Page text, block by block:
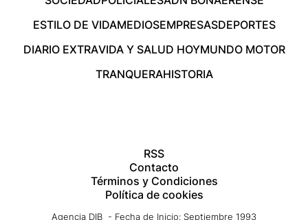
ESTILO DE VIDAMEDIOSEMPRESASDEPORTES
DIARIO EXTRAVIDA Y SALUD HOYMUNDO MOTOR
TRANQUERAHISTORIA
RSS
Contacto
Términos y Condiciones
Política de cookies
Agencia DIB - Fecha de Inicio: Septiembre 1993